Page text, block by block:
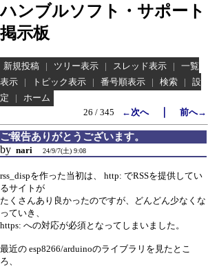
ハンブルソフト・サポート
掲示板
新規投稿 | ツリー表示 | スレッド表示 |
一覧
表示
| トピック表示 | 番号順表示 | 検索 |
設
定
|
ホーム
26 / 345
←次へ｜ 前へ→
ご報告ありがとうございます。
by nari 24/9/7(土) 9:08
rss_dispを作った当初は、 http: でRSSを提供してい
るサイトが
たくさんあり良かったのですが、どんどん少なくな
っていき、
https: への対応が必須となってしまいました。
最近の esp8266/arduinoのライブラリを見たとこ
ろ、